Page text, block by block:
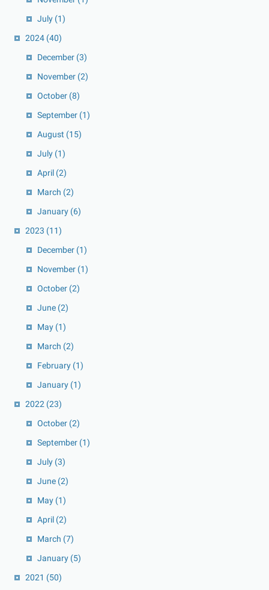
July (1)
2024 (40)
December (3)
November (2)
October (8)
September (1)
August (15)
July (1)
April (2)
March (2)
January (6)
2023 (11)
December (1)
November (1)
October (2)
June (2)
May (1)
March (2)
February (1)
January (1)
2022 (23)
October (2)
September (1)
July (3)
June (2)
May (1)
April (2)
March (7)
January (5)
2021 (50)